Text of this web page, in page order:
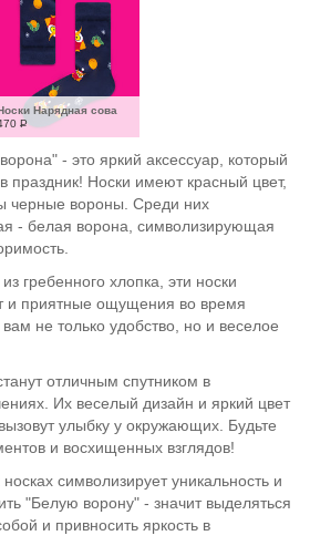
Нарядная сова
Р
- это яркий аксессуар, который
праздник! Носки имеют красный цвет,
черные вороны. Среди них
- белая ворона, символизирующая
гребенного хлопка, эти носки
и приятные ощущения во время
не только удобство, но и веселое
отличным спутником в
Их веселый дизайн и яркий цвет
улыбку у окружающих. Будьте
и восхищенных взглядов!
символизирует уникальность и
"Белую ворону" - значит выделяться
и привносить яркость в